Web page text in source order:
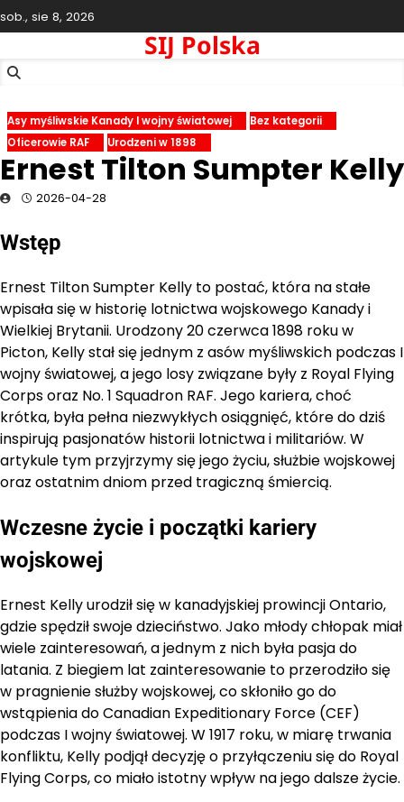
Skip
to
sob., sie 8, 2026
SIJ Polska
Asy myśliwskie Kanady I wojny światowej
Bez kategorii
Oficerowie RAF
Urodzeni w 1898
Ernest Tilton Sumpter Kelly
2026-04-28
Wstęp
Ernest Tilton Sumpter Kelly to postać, która na stałe
wpisała się w historię lotnictwa wojskowego Kanady i
Wielkiej Brytanii. Urodzony 20 czerwca 1898 roku w
Picton, Kelly stał się jednym z asów myśliwskich podczas I
wojny światowej, a jego losy związane były z Royal Flying
Corps oraz No. 1 Squadron RAF. Jego kariera, choć
krótka, była pełna niezwykłych osiągnięć, które do dziś
inspirują pasjonatów historii lotnictwa i militariów. W
artykule tym przyjrzymy się jego życiu, służbie wojskowej
oraz ostatnim dniom przed tragiczną śmiercią.
Wczesne życie i początki kariery
wojskowej
Ernest Kelly urodził się w kanadyjskiej prowincji Ontario,
gdzie spędził swoje dzieciństwo. Jako młody chłopak miał
wiele zainteresowań, a jednym z nich była pasja do
latania. Z biegiem lat zainteresowanie to przerodziło się
w pragnienie służby wojskowej, co skłoniło go do
wstąpienia do Canadian Expeditionary Force (CEF)
podczas I wojny światowej. W 1917 roku, w miarę trwania
konfliktu, Kelly podjął decyzję o przyłączeniu się do Royal
Flying Corps, co miało istotny wpływ na jego dalsze życie.